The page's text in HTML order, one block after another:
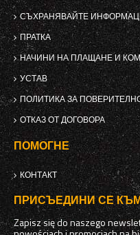
СЪХРАНЯВАЙТЕ
ПРАТКА
НАЧИНИ НА ПЛАЩАНЕ И
УСТАВ
ПОЛИТИКА ЗА
ОТКАЗ ОТ ДОГОВОРА
ПОМОГНЕ
КОНТАКТ
ПРИСЪЕДИНИ СЕ
Zapisz się do naszego